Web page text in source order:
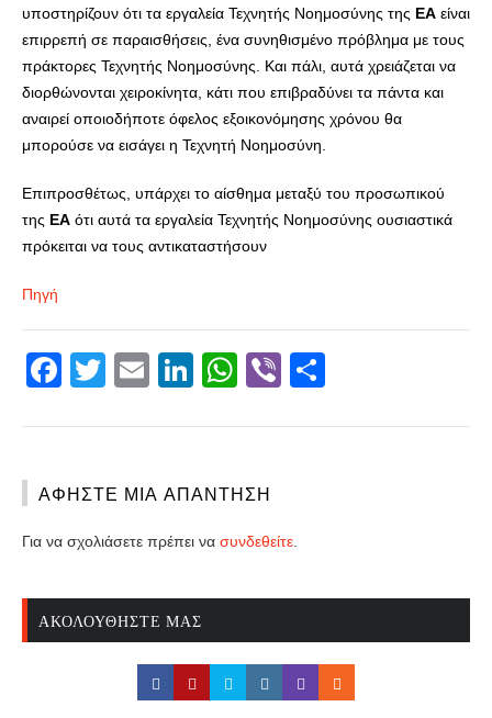
υποστηρίζουν ότι τα εργαλεία Τεχνητής Νοημοσύνης της EA είναι
επιρρεπή σε παραισθήσεις, ένα συνηθισμένο πρόβλημα με τους
πράκτορες Τεχνητής Νοημοσύνης. Και πάλι, αυτά χρειάζεται να
διορθώνονται χειροκίνητα, κάτι που επιβραδύνει τα πάντα και
αναιρεί οποιοδήποτε όφελος εξοικονόμησης χρόνου θα
μπορούσε να εισάγει η Τεχνητή Νοημοσύνη.
Επιπροσθέτως, υπάρχει το αίσθημα μεταξύ του προσωπικού
της EA ότι αυτά τα εργαλεία Τεχνητής Νοημοσύνης ουσιαστικά
πρόκειται να τους αντικαταστήσουν
Πηγή
Facebook
Twitter
EmailLinkedIn
WhatsApp
Viber
ΑΦΉΣΤΕ ΜΙΑ ΑΠΆΝΤΗΣΗ
Για να σχολιάσετε πρέπει να συνδεθείτε
ΑΚΟΛΟΥΘΉΣΤΕ ΜΑΣ